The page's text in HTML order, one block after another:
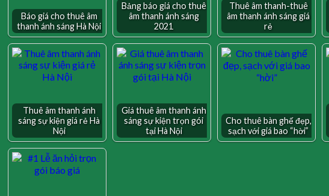
Báo giá cho thuê âm
thanh ánh sáng Hà Nội
Bảng báo giá cho thuê
âm thanh ánh sáng
2021
Thuê âm thanh-thuê
âm thanh ánh sáng giá
rẻ
Thuê âm thanh ánh
sáng sự kiện giá rẻ Hà
Nội
Giá thuê âm thanh ánh
sáng sự kiện trọn gói
tại Hà Nội
Cho thuê bàn ghế đẹp,
sạch với giá bao “hời”